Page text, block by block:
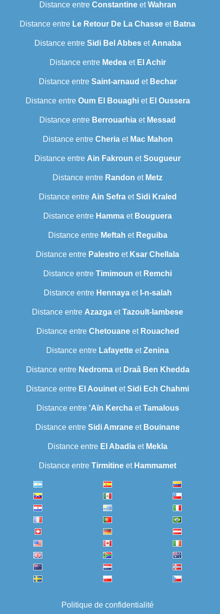
Distance entre ConstantineetWahran
Distance entre Le Retour De La Chasse et Batna
Distance entre Sidi Bel Abbeset Annaba
Distance entre Medeaet El Achir
Distance entre Saint-arnaud et Bechar
Distance entre Oum El Bouaghiet El Oussera
Distance entre Berrouarhia et Messad
Distance entre Cheriaet Mac Mahon
Distance entre Ain Fakroun etSougueur
Distance entre Randon et Metz
Distance entre Ain SefraetSidi Kraled
Distance entre Hamma et Bouguera
Distance entre Meftah et Reguiba
Distance entre Palestro et Ksar Chellala
Distance entre Timimoun et Remchi
Distance entre Hennayaet I-n-salah
Distance entre Azazga etTazoult-lambese
Distance entre Chetouaneet Rouached
Distance entre Lafayette etZenina
Distance entre Nedromaet Draâ Ben Khedda
Distance entre El Aouinet etSidi Ech Chahmi
Distance entre 'Aïn KerchaetTamalous
Distance entre Sidi Amrane et Bouinane
Distance entre El Abadia et Mekla
Distance entre Tirmitine et Hammamet
Politique de confidentialité